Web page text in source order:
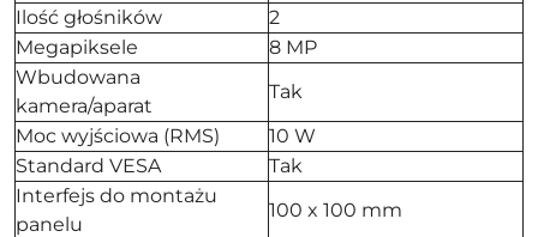
Ilość głośników
2
Megapiksele
8 MP
Wbudowana
kamera/aparat
Tak
Moc wyjściowa (RMS)
10 W
Standard VESA
Tak
Interfejs do montażu
panelu
100 x 100 mm